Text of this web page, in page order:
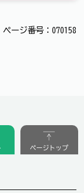
ページ番号：070158
ページトップ